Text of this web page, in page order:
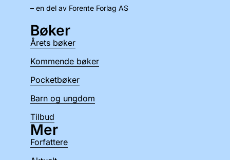
– en del av Forente Forlag AS
Bøker
Årets bøker
Kommende bøker
Pocketbøker
Barn og ungdom
Tilbud
Mer
Forfattere